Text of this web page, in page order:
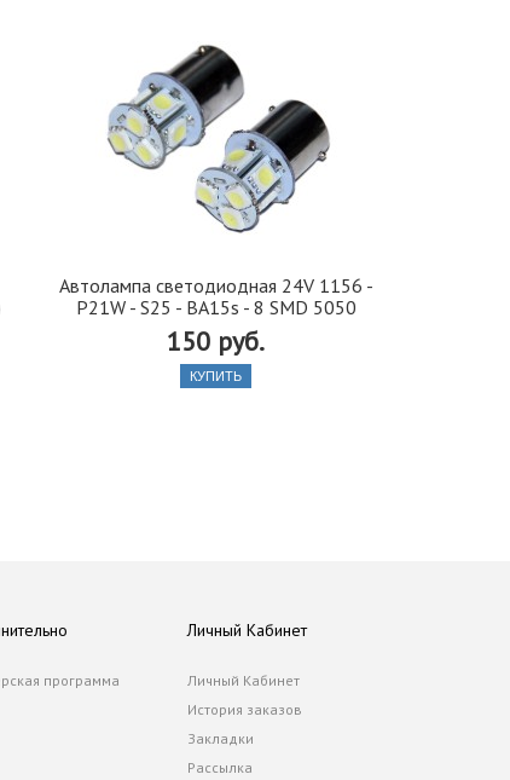
Автолампа cветодиодная 24V 1156 -
P21W - S25 - BA15s - 8 SMD 5050
150 руб.
КУПИТЬ
программа
Личный Кабинет
Личный Кабинет
История заказов
Закладки
Рассылка